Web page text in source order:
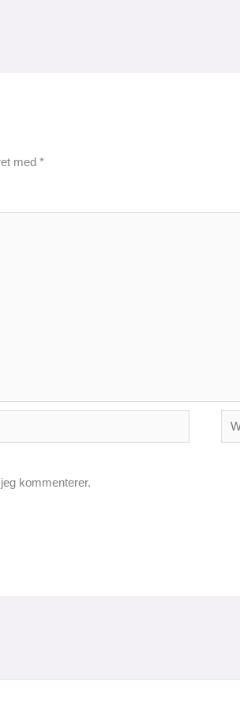
med*
kommenterer.